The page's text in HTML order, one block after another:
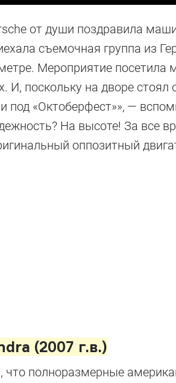
от души поздравила
съемочная группа из
Мероприятие посетила
И, поскольку на дворе
под «Октоберфест»», —
На высоте! За все
оппозитный
(2007 г.в.)
что полноразмерные